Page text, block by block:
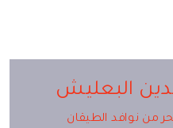
البعليش
من نوافد الطيقان